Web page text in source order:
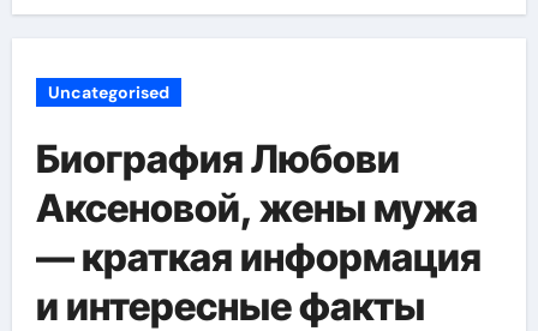
Uncategorised
Биография Любови
Аксеновой, жены мужа
— краткая информация
и интересные факты